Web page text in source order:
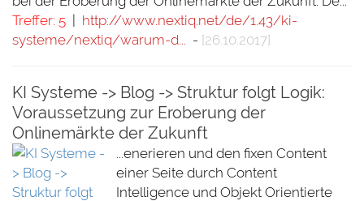
Treffer: 5
http://www.nextiq.net/de/1.43/ki-
systeme/nextiq/warum-d... - [26.10.2017]
KI Systeme -> Blog -> Struktur folgt Logik:
Voraussetzung zur Eroberung der
Onlinemärkte der Zukunft
...enerieren und den fixen Content
einer Seite durch Content
Intelligence und Objekt Orientierte